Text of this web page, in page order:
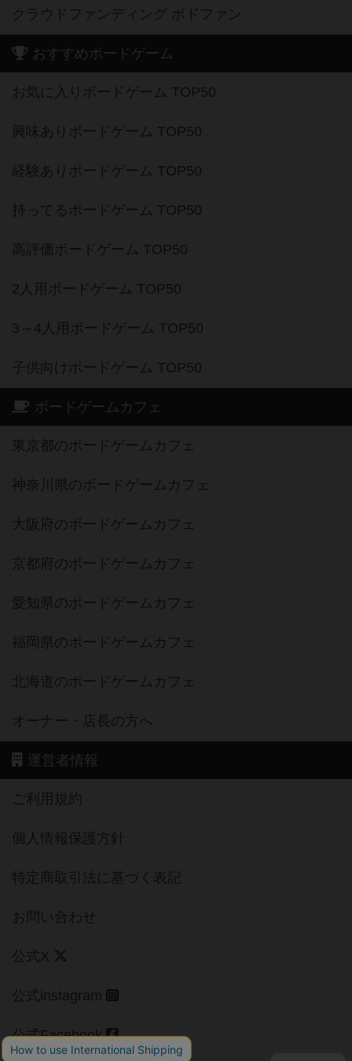
クラウドファンディング ボドファン
おすすめボードゲーム
お気に入りボードゲーム TOP50
興味ありボードゲーム TOP50
経験ありボードゲーム TOP50
持ってるボードゲーム TOP50
高評価ボードゲーム TOP50
2人用ボードゲーム TOP50
3～4人用ボードゲーム TOP50
子供向けボードゲーム TOP50
ボードゲームカフェ
東京都のボードゲームカフェ
神奈川県のボードゲームカフェ
大阪府のボードゲームカフェ
京都府のボードゲームカフェ
愛知県のボードゲームカフェ
福岡県のボードゲームカフェ
北海道のボードゲームカフェ
オーナー・店長の方へ
運営者情報
ご利用規約
個人情報保護方針
特定商取引法に基づく表記
お問い合わせ
公式X
公式instagram
公式Facebook